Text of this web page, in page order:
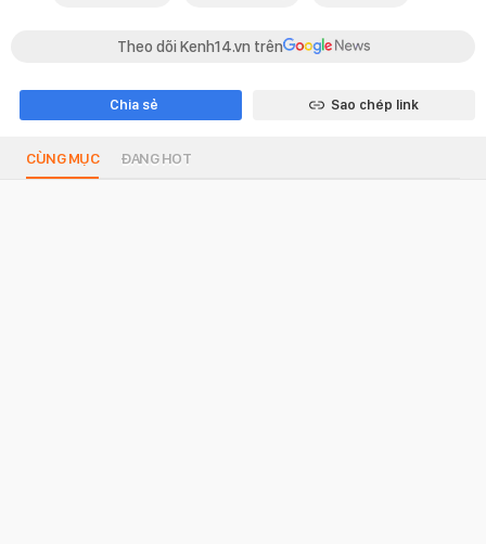
Theo dõi Kenh14.vn trên
Chia sẻ Sao chép link
CÙNG MỤC ĐANG HOT